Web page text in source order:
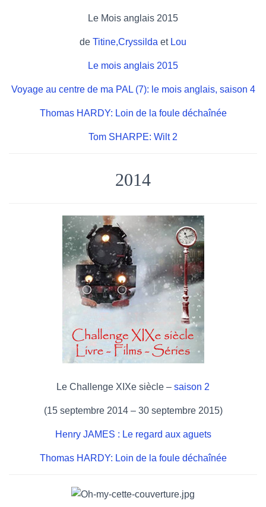
Le Mois anglais 2015
de Titine,Cryssilda et Lou
Le mois anglais 2015
Voyage au centre de ma PAL (7): le mois anglais, saison 4
Thomas HARDY: Loin de la foule déchaînée
Tom SHARPE: Wilt 2
2014
Le Challenge XIXe siècle – saison 2
(15 septembre 2014 – 30 septembre 2015)
Henry JAMES : Le regard aux aguets
Thomas HARDY: Loin de la foule déchaînée